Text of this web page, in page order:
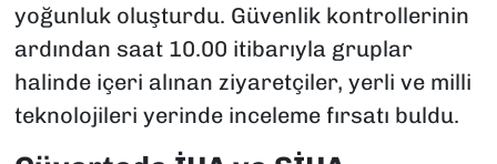
yoğunluk oluşturdu. Güvenlik kontrollerinin
ardından saat 10.00 itibarıyla gruplar
halinde içeri alınan ziyaretçiler, yerli ve milli
teknolojileri yerinde inceleme fırsatı buldu.